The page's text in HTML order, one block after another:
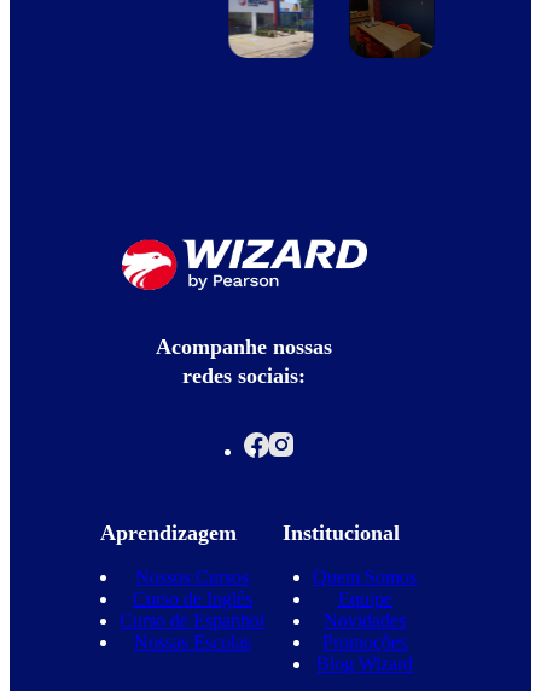
Acompanhe nossas
redes sociais:
Aprendizagem
Nossos Cursos
Curso de Inglês
Curso de Espanhol
Nossas Escolas
Institucional
Quem Somos
Equipe
Novidades
Promoções
Blog Wizard